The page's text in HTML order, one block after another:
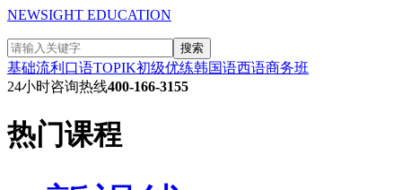
NEWSIGHT EDUCATION
搜索
基础流利口语TOPIK初级优练韩国语西语商务班
24小时咨询热线400-166-3155
热门课程